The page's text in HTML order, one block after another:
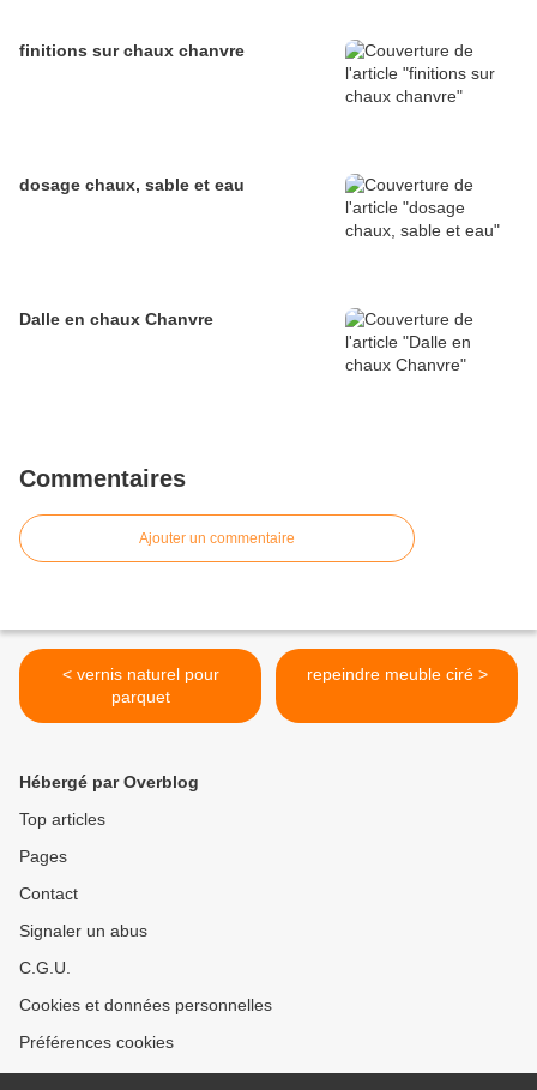
finitions sur chaux chanvre
dosage chaux, sable et eau
Dalle en chaux Chanvre
Commentaires
Ajouter un commentaire
< vernis naturel pour
parquet
repeindre meuble ciré >
Hébergé par Overblog
Top articles
Pages
Contact
Signaler un abus
C.G.U.
Cookies et données personnelles
Préférences cookies